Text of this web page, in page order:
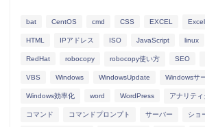
bat CentOS cmd CSS EXCEL
HTML IPアドレス ISO JavaScript linux
RedHat robocopy robocopy使い方 SEO
VBS Windows WindowsUpdate Windowsサ
Windows効率化 word WordPress アナリティ
コマンド コマンドプロンプト サーバー ショ